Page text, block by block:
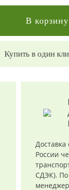
В корзину
Купить в один
Доставка
России
СДЭК). По